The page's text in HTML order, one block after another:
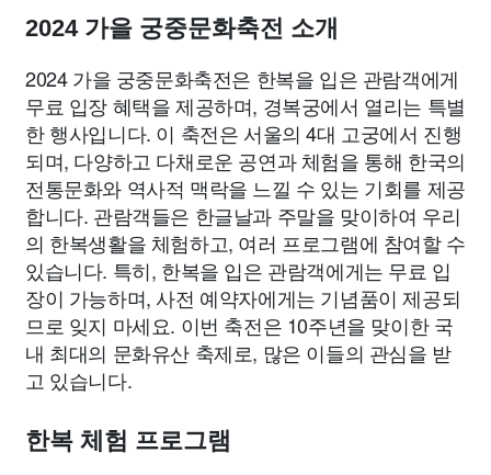
2024 가을 궁중문화축전 소개
2024 가을 궁중문화축전은 한복을 입은 관람객에게
무료 입장 혜택을 제공하며, 경복궁에서 열리는 특별
한 행사입니다. 이 축전은 서울의 4대 고궁에서 진행
되며, 다양하고 다채로운 공연과 체험을 통해 한국의
전통문화와 역사적 맥락을 느낄 수 있는 기회를 제공
합니다. 관람객들은 한글날과 주말을 맞이하여 우리
의 한복생활을 체험하고, 여러 프로그램에 참여할 수
있습니다. 특히, 한복을 입은 관람객에게는 무료 입
장이 가능하며, 사전 예약자에게는 기념품이 제공되
므로 잊지 마세요. 이번 축전은 10주년을 맞이한 국
내 최대의 문화유산 축제로, 많은 이들의 관심을 받
고 있습니다.
한복 체험 프로그램